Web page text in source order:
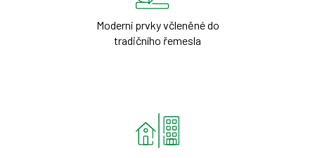
Moderní prvky včleněné do
tradičního řemesla